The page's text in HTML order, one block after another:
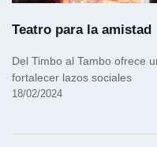
Teatro para la amistad
Del Timbo al Tambo ofrece
fortalecer lazos sociales
18/02/2024